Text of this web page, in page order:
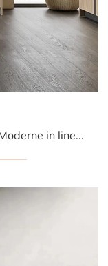
Clicca e scopri un mondo di Cucine Moderne in linea: la cucina Infinity 09 Stosa in legno ti aspetta!